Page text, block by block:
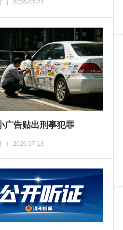
2026-07-27
广告贴出刑事犯罪
| 2026-07-13